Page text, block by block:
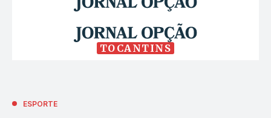
TOCANTINS
ESPORTE